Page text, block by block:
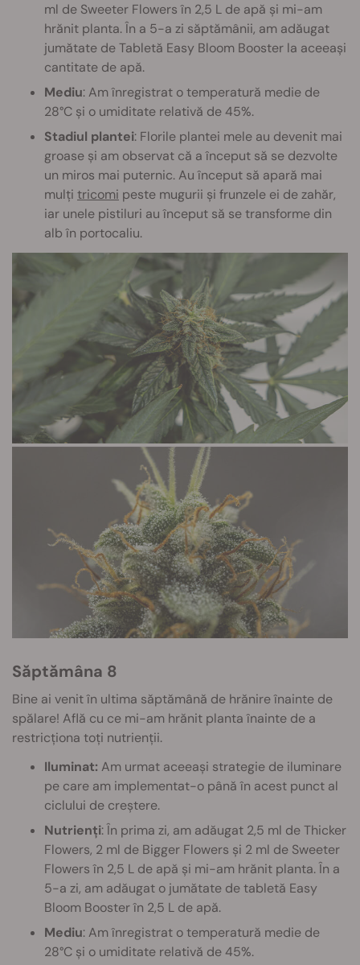
ml de Sweeter Flowers în 2,5 L de apă și mi-am
hrănit planta. În a 5-a zi săptămânii, am adăugat
jumătate de Tabletă Easy Bloom Booster la aceeași
cantitate de apă.
Mediu: Am înregistrat o temperatură medie de
28°C și o umiditate relativă de 45%.
Stadiul plantei: Florile plantei mele au devenit mai
groase și am observat că a început să se dezvolte
un miros mai puternic. Au început să apară mai
mulți tricomi peste mugurii și frunzele ei de zahăr,
iar unele pistiluri au început să se transforme din
alb în portocaliu.
Săptămâna 8
Bine ai venit în ultima săptămână de hrănire înainte de
spălare! Află cu ce mi-am hrănit planta înainte de a
restricționa toți nutrienții.
Iluminat: Am urmat aceeași strategie de iluminare
pe care am implementat-o până în acest punct al
ciclului de creștere.
Nutrienți: În prima zi, am adăugat 2,5 ml de Thicker
Flowers, 2 ml de Bigger Flowers și 2 ml de Sweeter
Flowers în 2,5 L de apă și mi-am hrănit planta. În a
5-a zi, am adăugat o jumătate de tabletă Easy
Bloom Booster în 2,5 L de apă.
Mediu: Am înregistrat o temperatură medie de
28°C și o umiditate relativă de 45%.